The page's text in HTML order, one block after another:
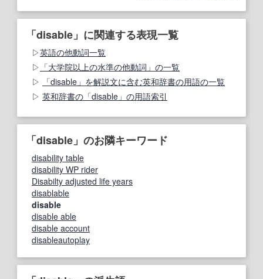
「disable」に関連する表現一覧
英語の他動詞一覧
「大学院以上の水準の他動詞」の一覧
「disable」を解説文に含む英和辞書の用語の一覧
英和辞書の「disable」の用語索引
「disable」のお隣キーワード
disability table
disability WP rider
Disabilty adjusted life years
disablable
disable
disable able
disable account
disableautoplay